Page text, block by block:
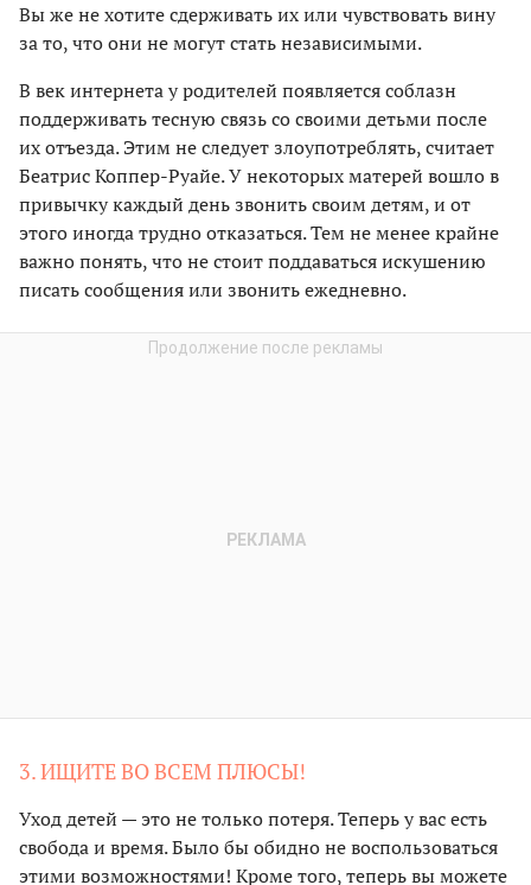
Вы же не хотите сдерживать их или чувствовать вину
за то, что они не могут стать независимыми.
В век интернета у родителей появляется соблазн
поддерживать тесную связь со своими детьми после
их отъезда. Этим не следует злоупотреблять, считает
Беатрис Коппер-Руайе. У некоторых матерей вошло в
привычку каждый день звонить своим детям, и от
этого иногда трудно отказаться. Тем не менее крайне
важно понять, что не стоит поддаваться искушению
писать сообщения или звонить ежедневно.
3. ИЩИТЕ ВО ВСЕМ ПЛЮСЫ!
Уход детей — это не только потеря. Теперь у вас есть
свобода и время. Было бы обидно не воспользоваться
этими возможностями! Кроме того, теперь вы можете